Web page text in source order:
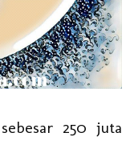
250 juta